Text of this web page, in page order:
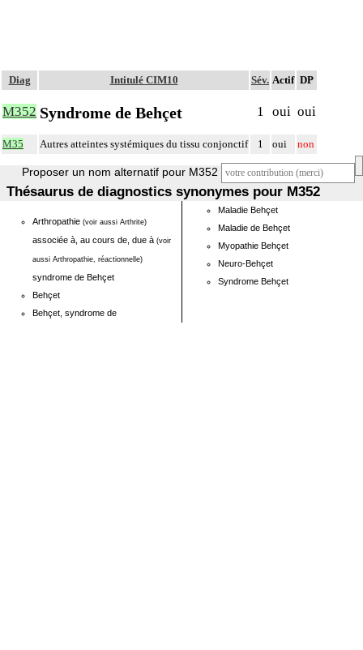
Diag Intitulé CIM10 Sév. Actif DP
M352 Syndrome de Behçet 1 oui oui
M35 Autres atteintes systémiques du tissu conjonctif 1 oui non
Proposer un nom alternatif pour M352
Thésaurus de diagnostics synonymes pour M352
Arthropathie (voir aussi Arthrite)
associée à, au cours de, due à (voir
aussi Arthropathie, réactionnelle)
syndrome de Behçet
Behçet
Behçet, syndrome de
Maladie Behçet
Maladie de Behçet
Myopathie Behçet
Neuro-Behçet
Syndrome Behçet